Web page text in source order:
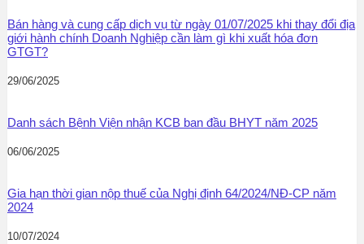
Bán hàng và cung cấp dịch vụ từ ngày 01/07/2025 khi thay đổi địa
giới hành chính Doanh Nghiệp cần làm gì khi xuất hóa đơn
GTGT?
29/06/2025
Danh sách Bệnh Viện nhận KCB ban đầu BHYT năm 2025
06/06/2025
Gia hạn thời gian nộp thuế của Nghị định 64/2024/NĐ-CP năm
2024
10/07/2024